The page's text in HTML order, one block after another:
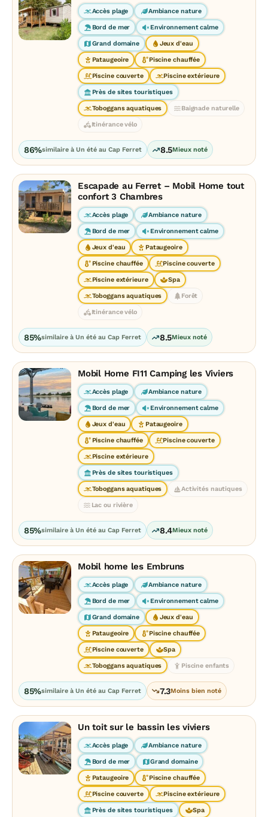
Accès plage Ambiance nature
Bord de mer Environnement calme
Grand domaine Jeux d'eau
Pataugeoire Piscine chauffée
Piscine couverte Piscine extérieure
Près de sites touristiques
Toboggans aquatiques Baignade naturelle
Itinérance vélo
86%similaire à Un été au Cap Ferret 8.5Mieux noté
Escapade au Ferret – Mobil Home tout
confort 3 Chambres
Accès plage Ambiance nature
Bord de mer Environnement calme
Jeux d'eau Pataugeoire
Piscine chauffée Piscine couverte
Piscine extérieure Spa
Toboggans aquatiques Forêt
Itinérance vélo
85%similaire à Un été au Cap Ferret 8.5Mieux noté
Mobil Home FI11 Camping les Viviers
Accès plage Ambiance nature
Bord de mer Environnement calme
Jeux d'eau Pataugeoire
Piscine chauffée Piscine couverte
Piscine extérieure
Près de sites touristiques
Toboggans aquatiques Activités nautiques
Lac ou rivière
85%similaire à Un été au Cap Ferret 8.4Mieux noté
Mobil home les Embruns
Accès plage Ambiance nature
Bord de mer Environnement calme
Grand domaine Jeux d'eau
Pataugeoire Piscine chauffée
Piscine couverte Spa
Toboggans aquatiques Piscine enfants
85%similaire à Un été au Cap Ferret 7.3Moins bien noté
Un toit sur le bassin les viviers
Accès plage Ambiance nature
Bord de mer Grand domaine
Pataugeoire Piscine chauffée
Piscine couverte Piscine extérieure
Près de sites touristiques Spa